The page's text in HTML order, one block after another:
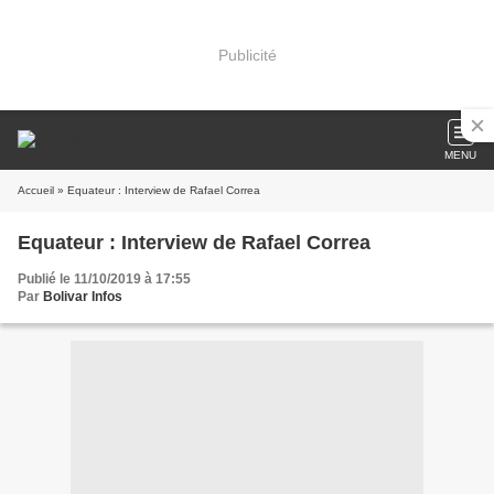
Publicité
MENU
Accueil » Equateur : Interview de Rafael Correa
Equateur : Interview de Rafael Correa
Publié le 11/10/2019 à 17:55
Par Bolivar Infos